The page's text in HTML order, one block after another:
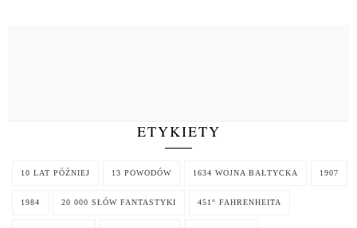
ETYKIETY
10 LAT PÓŹNIEJ 13 POWODÓW 1634 WOJNA BAŁTYCKA 1907
1984 20 000 SŁÓW FANTASTYKI 451° FAHRENHEITA